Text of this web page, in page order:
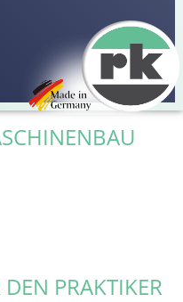
PRAKTIKER